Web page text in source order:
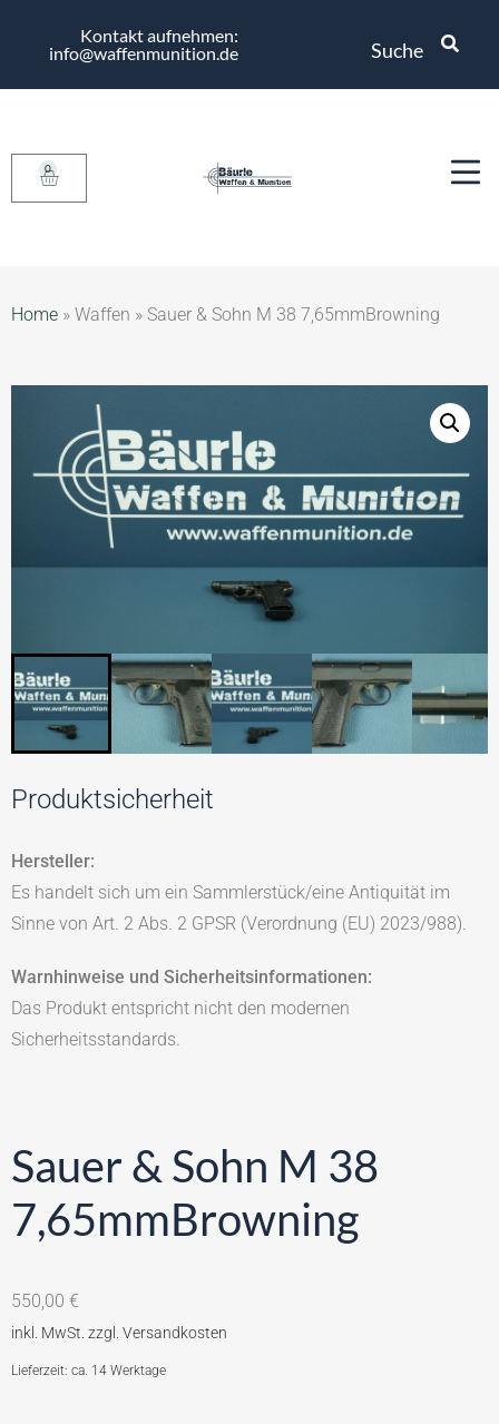
Kontakt aufnehmen:
info@waffenmunition.de
Suche
0
Home » Waffen » Sauer & Sohn M 38 7,65mmBrowning
Produktsicherheit
Hersteller:
Es handelt sich um ein Sammlerstück/eine Antiquität im
Sinne von Art. 2 Abs. 2 GPSR (Verordnung (EU) 2023/988).
Warnhinweise und Sicherheitsinformationen:
Das Produkt entspricht nicht den modernen
Sicherheitsstandards.
Sauer & Sohn M 38
7,65mmBrowning
550,00 €
Lieferzeit: ca. 14 Werktage